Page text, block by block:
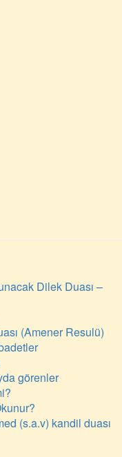
Dilek Duası –
(Amener Resulü)
görenler
(s.a.v) kandil duası